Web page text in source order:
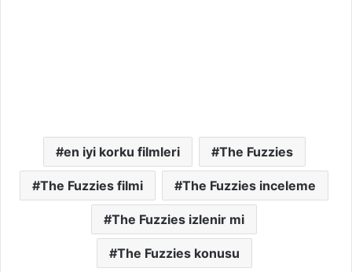
en iyi korku filmleri The Fuzzies
The Fuzzies filmi The Fuzzies inceleme
The Fuzzies izlenir mi
The Fuzzies konusu